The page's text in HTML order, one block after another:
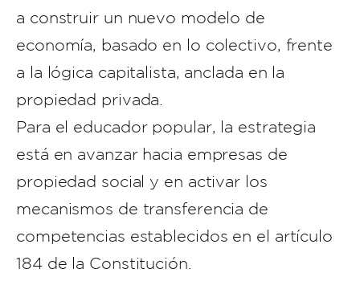
a construir un nuevo modelo de
economía, basado en lo colectivo, frente
a la lógica capitalista, anclada en la
propiedad privada.
Para el educador popular, la estrategia
está en avanzar hacia empresas de
propiedad social y en activar los
mecanismos de transferencia de
competencias establecidos en el artículo
184 de la Constitución.